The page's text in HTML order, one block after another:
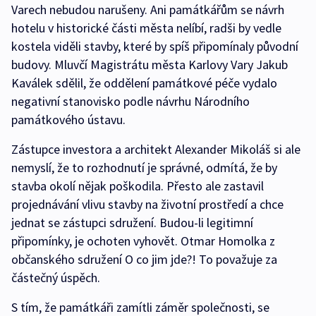
Varech nebudou narušeny. Ani památkářům se návrh
hotelu v historické části města nelíbí, radši by vedle
kostela viděli stavby, které by spíš připomínaly původní
budovy. Mluvčí Magistrátu města Karlovy Vary Jakub
Kaválek sdělil, že oddělení památkové péče vydalo
negativní stanovisko podle návrhu Národního
památkového ústavu.
Zástupce investora a architekt Alexander Mikoláš si ale
nemyslí, že to rozhodnutí je správné, odmítá, že by
stavba okolí nějak poškodila. Přesto ale zastavil
projednávání vlivu stavby na životní prostředí a chce
jednat se zástupci sdružení. Budou-li legitimní
připomínky, je ochoten vyhovět. Otmar Homolka z
občanského sdružení O co jim jde?! To považuje za
částečný úspěch.
S tím, že památkáři zamítli záměr společnosti, se